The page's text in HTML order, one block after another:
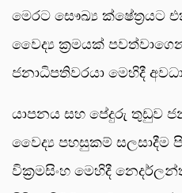
මෙරට සෞඛ්‍ය ක්ෂේත්‍රයට
වෛද්‍ය ක්‍රමයක්
ජනාධිපතිවරයා මෙහිදී
යාපනය සහ පේදුරු තුඩුව
වෛද්‍ය පහසුකම් සලසාදීම
වික්‍රමසිංහ මෙහිදී